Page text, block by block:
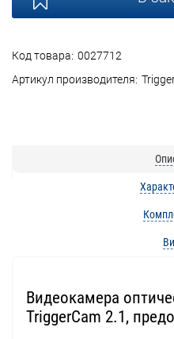
Код товара: 0027712
Артикул производителя:
Видеокамера
TriggerCam 2.1,